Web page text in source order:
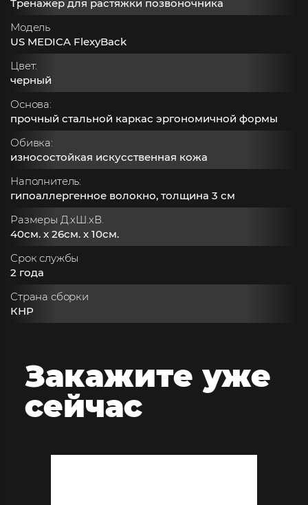
Тренажер для растяжки позвоночника
Модель
US MEDICA FlexyBack
Цвет:
черный
Основа:
прочный стальной каркас эргономичной формы
Обивка:
износостойкая искусственная кожа
Наполнитель:
гипоаллергенное волокно, толщина 3 см
Размеры Д.xШ.xВ.
40см. x 26см. x 10см.
Срок службы
2 года
Страна сборки
КНР
Закажите уже
сейчас